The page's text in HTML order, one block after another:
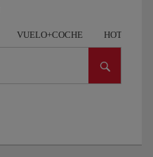
VUELO+COCHE HOTEL